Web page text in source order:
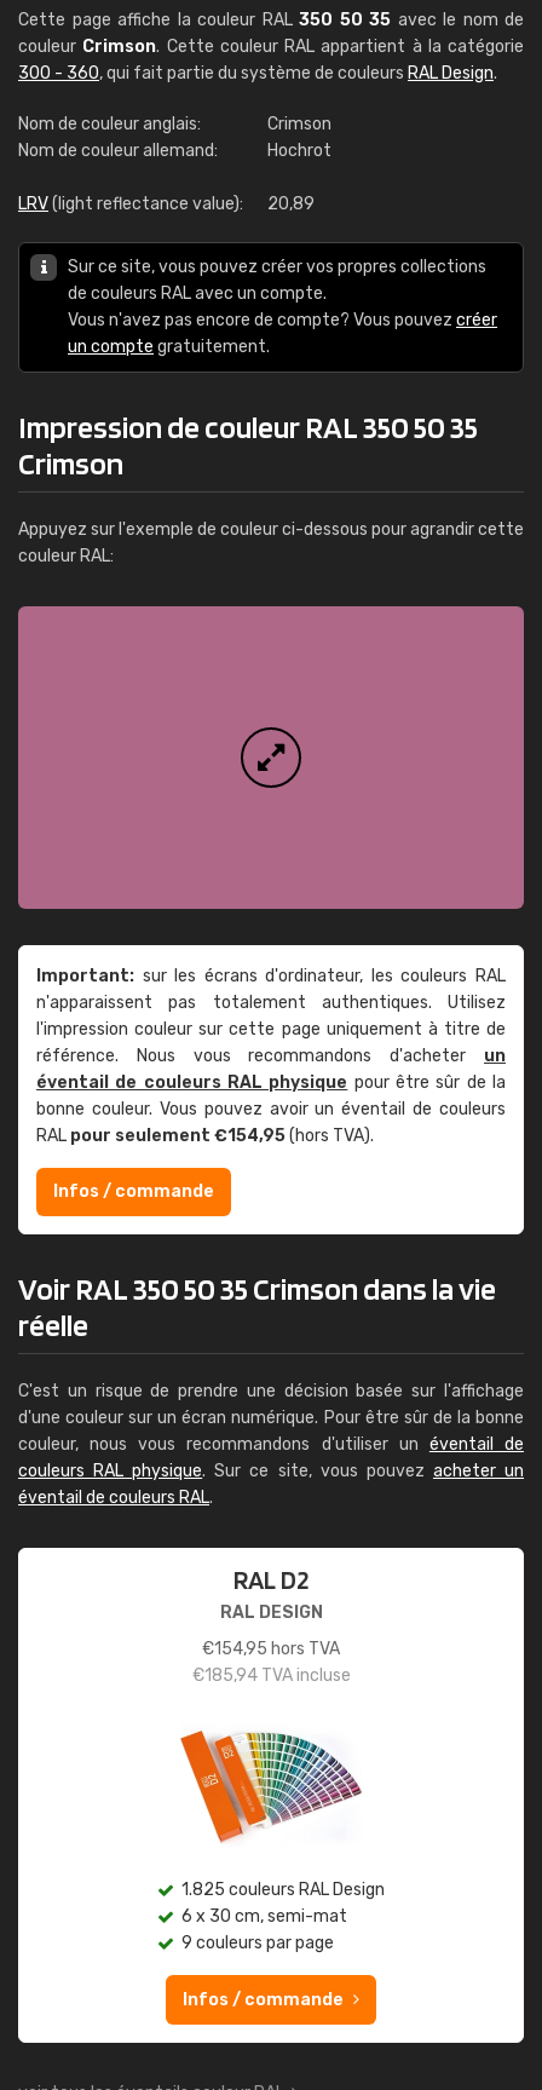
Cette page affiche la couleur RAL 350 50 35 avec le nom de
couleur Crimson. Cette couleur RAL appartient à la catégorie
300 - 360, qui fait partie du système de couleurs RAL Design.
Nom de couleur anglais:
Crimson
Nom de couleur allemand:
Hochrot
LRV(light reflectance value): 20,89
Sur ce site, vous pouvez créer vos propres collections
de couleurs RAL avec un compte.
Vous n'avez pas encore de compte? Vous pouvez créer
un compte gratuitement.
Impression de couleur RAL 350 50 35
Crimson
Appuyez sur l'exemple de couleur ci-dessous pour agrandir cette
couleur RAL:
Important: sur les écrans d'ordinateur, les couleurs RAL
n'apparaissent pas totalement authentiques. Utilisez
l'impression couleur sur cette page uniquement à titre de
référence. Nous vous recommandons d'acheter un
éventail de couleurs RAL physique pour être sûr de la
bonne couleur. Vous pouvez avoir un éventail de couleurs
RAL pour seulement €154,95(hors TVA).
Infos / commande
Voir RAL 350 50 35 Crimson dans la vie
réelle
C'est un risque de prendre une décision basée sur l'affichage
d'une couleur sur un écran numérique. Pour être sûr de la bonne
couleur, nous vous recommandons d'utiliser un éventail de
couleurs RAL physique. Sur ce site, vous pouvez acheter un
éventail de couleurs RAL.
RAL D2
RAL DESIGN
€154,95 hors TVA
€185,94TVA incluse
1.825 couleurs RAL Design
6 x 30 cm, semi-mat
9 couleurs par page
Infos / commande